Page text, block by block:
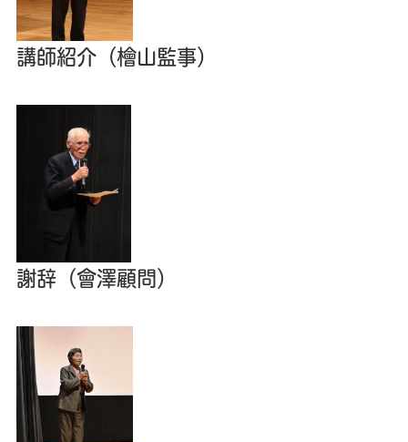
講師紹介（檜山監事）
謝辞（會澤顧問）